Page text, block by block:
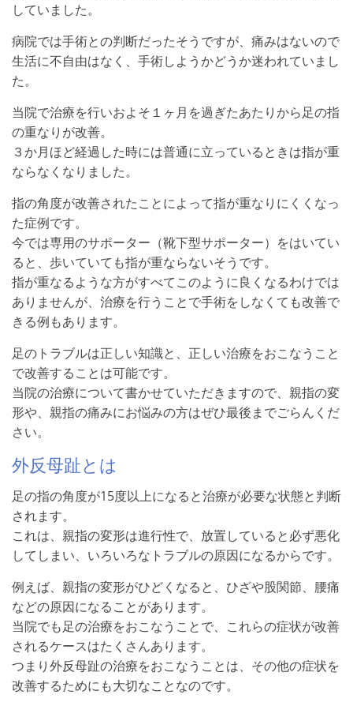
していました。
病院では手術との判断だったそうですが、痛みはないので
生活に不自由はなく、手術しようかどうか迷われていまし
た。
当院で治療を行いおよそ１ヶ月を過ぎたあたりから足の指
の重なりが改善。
３か月ほど経過した時には普通に立っているときは指が重
ならなくなりました。
指の角度が改善されたことによって指が重なりにくくなっ
た症例です。
今では専用のサポーター（靴下型サポーター）をはいてい
ると、歩いていても指が重ならないそうです。
指が重なるような方がすべてこのように良くなるわけでは
ありませんが、治療を行うことで手術をしなくても改善で
きる例もあります。
足のトラブルは正しい知識と、正しい治療をおこなうこと
で改善することは可能です。
当院の治療について書かせていただきますので、親指の変
形や、親指の痛みにお悩みの方はぜひ最後までごらんくだ
さい。
外反母趾とは
足の指の角度が15度以上になると治療が必要な状態と判断
されます。
これは、親指の変形は進行性で、放置していると必ず悪化
してしまい、いろいろなトラブルの原因になるからです。
例えば、親指の変形がひどくなると、ひざや股関節、腰痛
などの原因になることがあります。
当院でも足の治療をおこなうことで、これらの症状が改善
されるケースはたくさんあります。
つまり外反母趾の治療をおこなうことは、その他の症状を
改善するためにも大切なことなのです。